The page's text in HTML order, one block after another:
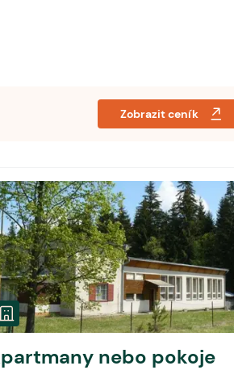
Zobrazit ceník
nebo pokoje